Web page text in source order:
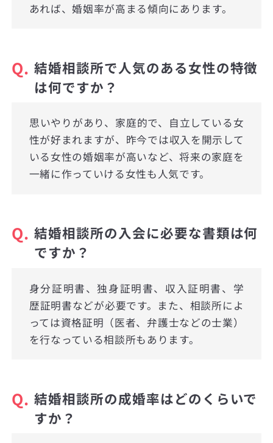
あれば、婚姻率が高まる傾向にあります。
Q. 結婚相談所で人気のある女性の特徴
は何ですか？
思いやりがあり、家庭的で、自立している女
性が好まれますが、昨今では収入を開示して
いる女性の婚姻率が高いなど、将来の家庭を
一緒に作っていける女性も人気です。
Q. 結婚相談所の入会に必要な書類は何
ですか？
身分証明書、独身証明書、収入証明書、学
歴証明書などが必要です。また、相談所によ
っては資格証明（医者、弁護士などの士業）
を行なっている相談所もあります。
Q. 結婚相談所の成婚率はどのくらいで
すか？